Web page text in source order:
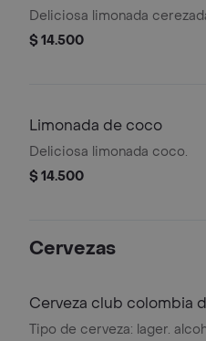
Deliciosa limonada
$ 14.500
Limonada de coco
Deliciosa limonada coco.
$ 14.500
Cervezas
Cerveza club colombia
330ml
Tipo de cerveza: lager. alcohol: 4.7.